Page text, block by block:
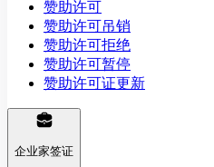
赞助许可
赞助许可吊销
赞助许可拒绝
赞助许可暂停
赞助许可证更新
企业家签证